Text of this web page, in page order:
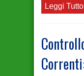
Leggi Tutto